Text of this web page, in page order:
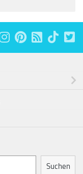
Suchen